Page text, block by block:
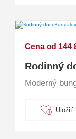
Cena od 144
Rodinný
Moderný
Uložiť